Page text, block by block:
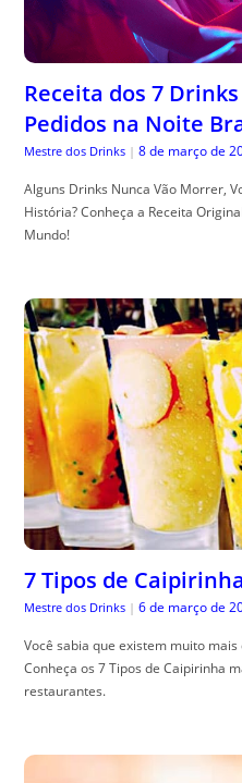
Receita dos 7
Pedidos na Noite
Mestre dos Drinks | 8 de março de
Alguns Drinks Nunca Vão Morrer,
História? Conheça a Receita
Mundo!
7 Tipos de
Mestre dos Drinks | 6 de março de
Você sabia que existem muito
Conheça os 7 Tipos de Caipirinha
restaurantes.